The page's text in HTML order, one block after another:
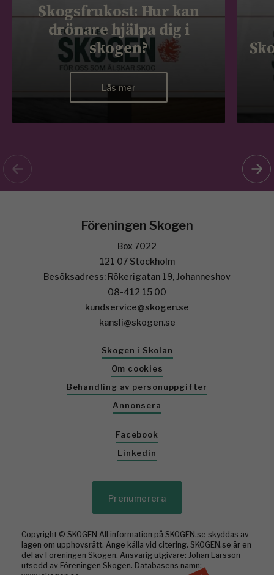
Skogsfrukost: Hur kan
drönare hjälpa dig i
skogen?
Läs mer
Föreningen Skogen
Box 7022
121 07 Stockholm
Besöksadress: Rökerigatan 19, Johanneshov
08-412 15 00
kundservice@skogen.se
kansli@skogen.se
Skogen i Skolan
Om cookies
Behandling av personuppgifter
Annonsera
Facebook
Linkedin
Prenumerera
Copyright © SKOGEN All information på SKOGEN.se skyddas av
lagen om upphovsrätt. Ange källa vid citering. SKOGEN.se är en
del av Föreningen Skogen. Ansvarig utgivare: Johan Larsson
utsedd av Föreningen Skogen. Databasens namn: